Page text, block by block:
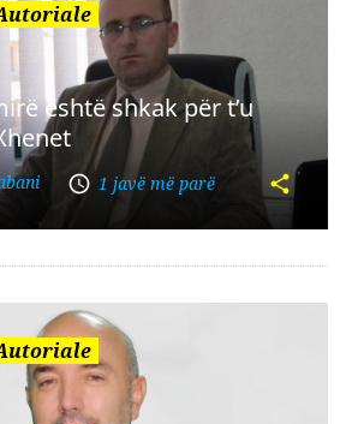
është shkak për t’u
1 javë më parë